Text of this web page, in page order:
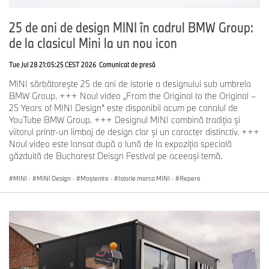
sisteme avansate.
panoramică generează imagini 360 de grade ale împrejurimilor
vehiculului, care pot fi utilizate atât pentru Anti‑Theft Recorder, cât
și pentru manevre de parcare deosebit de precise. Parcarea
controlată de la distanță prin smartphone și aplicația MINI App
devine posibilă cu Parking Assistant Professional.
Siguranță pasivă la MINI: structura caroseriei, airbaguri.
Toate modelele MINI actuale sunt echipate standard cu un pachet
cuprinzător de siguranță pasivă, care oferă protecție eficientă la
de reținere de ultimă generație formează baza nivelului ridicat de
siguranță.
În funcție de model și piață, sunt utilizate până la nouă airbaguri
frontale și laterale adaptive. În Germania, de exemplu, MINI
25 de ani de design MINI în cadrul BMW Group:
de la clasicul Mini la un nou icon
Tue Jul 28 21:05:25 CEST 2026 Comunicat de presă
MINI sărbătorește 25 de ani de istorie a designului sub umbrela
BMW Group. +++ Noul video „From the Original to the Original –
25 Years of MINI Design” este disponibil acum pe canalul de
YouTube BMW Group. +++ Designul MINI combină tradiția și
viitorul printr-un limbaj de design clar și un caracter distinctiv. +++
Noul video este lansat după o lună de la expoziția specială
găzduită de Bucharest Deisgn Festival pe aceeași temă.
MINI · MINI Design · Moștenire · Istorie marca MINI · Repere